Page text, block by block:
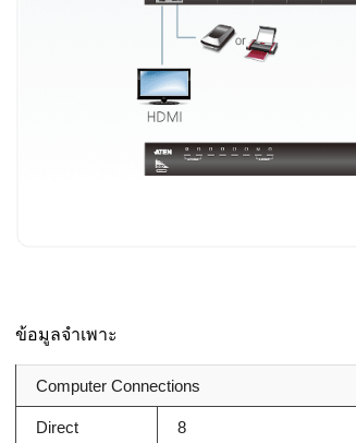
ข้อมูลจำเพาะ
Computer Connections
Direct 8